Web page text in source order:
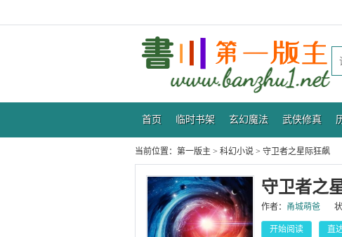
首页 临时书架 玄幻魔法 武侠修真
当前位置： 第一版主 > 科幻小说 > 守卫者之星际狂飙
守卫者之
作者： 甬城萌爸
开始阅读 直